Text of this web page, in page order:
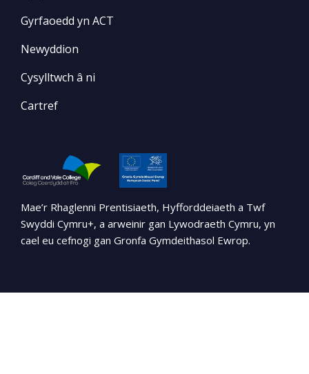
Gyrfaoedd yn ACT
Newyddion
Cysylltwch â ni
Cartref
Mae’r Rhaglenni Prentisiaeth, Hyfforddeiaeth a Twf
Swyddi Cymru+, a arweinir gan Lywodraeth Cymru, yn
cael eu cefnogi gan Gronfa Gymdeithasol Ewrop.